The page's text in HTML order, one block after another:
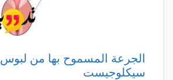
الجرعة المسموح بها من لبوس
سيكلوجيست